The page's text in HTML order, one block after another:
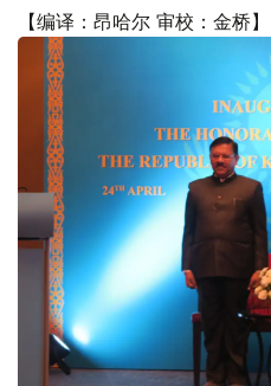
【编译：昂哈尔 审校：金桥】